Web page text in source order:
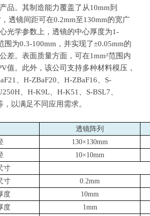
品。其制造能力覆盖了从10mm到
透镜间距可在0.2mm至130mm的宽广
光学参数上，透镜的中心厚度为1-
围为0.3-100mm，并实现了±0.05mm的
差。表面质量方面，可在1mm²范围内
值。此外，该公司支持多种材料模压，
、H-ZBaF20、H-ZBaF16、S-
、H-K9L、H-K51、S-BSL7、
以满足不同应用需求。
透镜阵列
130×130mm
10×10mm
寸
寸
0.2mm
度
10mm
度
1mm